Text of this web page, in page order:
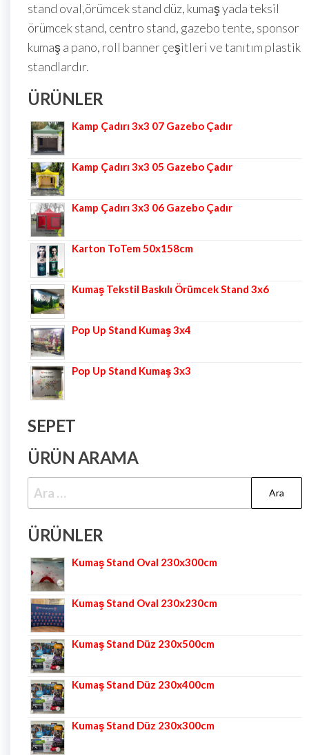
stand oval,örümcek stand düz, kumaş yada teksil
örümcek stand, centro stand, gazebo tente, sponsor
kumaş a pano, roll banner çeşitleri ve tanıtım plastik
standlardır.
ÜRÜNLER
Kamp Çadırı 3x3 07 Gazebo Çadır
Kamp Çadırı 3x3 05 Gazebo Çadır
Kamp Çadırı 3x3 06 Gazebo Çadır
Karton ToTem 50x158cm
Kumaş Tekstil Baskılı Örümcek Stand 3x6
Pop Up Stand Kumaş 3x4
Pop Up Stand Kumaş 3x3
SEPET
ÜRÜN ARAMA
ÜRÜNLER
Kumaş Stand Oval 230x300cm
Kumaş Stand Oval 230x230cm
Kumaş Stand Düz 230x500cm
Kumaş Stand Düz 230x400cm
Kumaş Stand Düz 230x300cm